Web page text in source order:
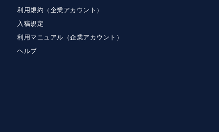
利用規約（企業アカウント）
入稿規定
利用マニュアル（企業アカウント）
ヘルプ